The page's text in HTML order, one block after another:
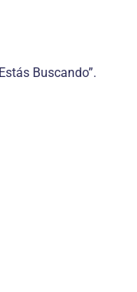
Buscando”.